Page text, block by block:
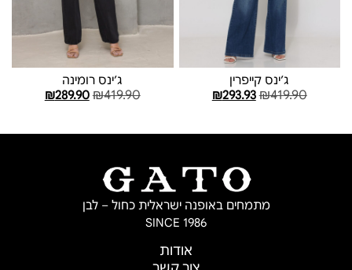
ג׳ינס קייפרין
₪419.90
₪293.93
ג׳ינס רומינה
₪419.90
₪289.90
מתמחים באופנה ישראלית כחול – לבן
SINCE 1986
אודות